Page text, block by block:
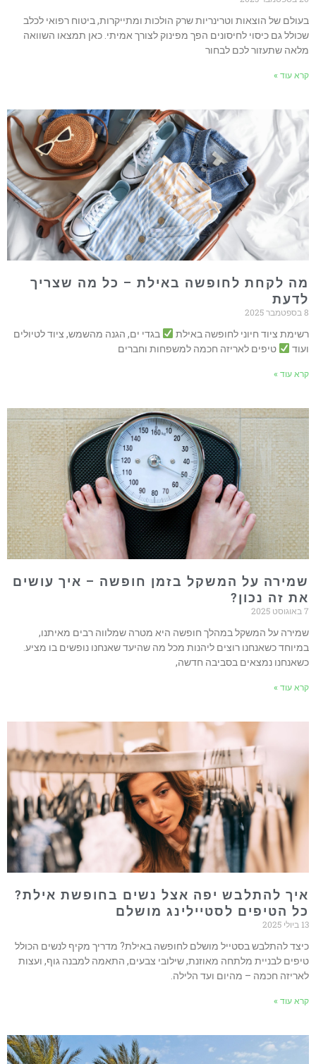
של הוצאות וטרינריות שרק הולכות ומתייקרות, ביטוח רפואי לכלב
גם כיסוי לחיסונים הפך מפינוק לצורך אמיתי. כאן תמצאו השוואה
שתעזור לכם לבחור
עוד »
לקחת לחופשה באילת – כל מה שצריך
ציוד חיוני לחופשה באילת
בגדי ים, הגנה מהשמש, ציוד לטיולים
טיפים לאריזה חכמה למשפחות וחברים
עוד »
על המשקל בזמן חופשה – איך עושים
זה נכון?
על המשקל במהלך חופשה היא מטרה שמלווה רבים מאיתנו,
כשאנחנו רוצים ליהנות מכל מה שהיעד שאנחנו נופשים בו מציע.
נמצאים בסביבה חדשה,
עוד »
להתלבש יפה אצל נשים בחופשת אילת?
הטיפים לסטיילינג מושלם
להתלבש בסטייל מושלם לחופשה באילת? מדריך מקיף לנשים הכולל
לבניית מלתחה מאוזנת, שילובי צבעים, התאמה למבנה גוף, ועצות
חכמה – מהיום ועד הלילה.
עוד »